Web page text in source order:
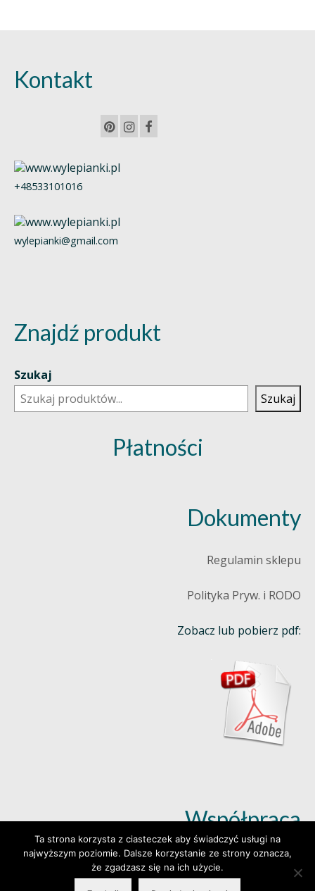
Kontakt
+48533101016
wylepianki@gmail.com
Znajdź produkt
Szukaj
Szukaj
Płatności
Dokumenty
Regulamin sklepu
Polityka Pryw. i RODO
Zobacz lub pobierz pdf:
Współpraca
Dowiedz się więcej (klik)
Ta strona korzysta z ciasteczek aby świadczyć usługi na
najwyższym poziomie. Dalsze korzystanie ze strony oznacza,
że zgadzasz się na ich użycie.